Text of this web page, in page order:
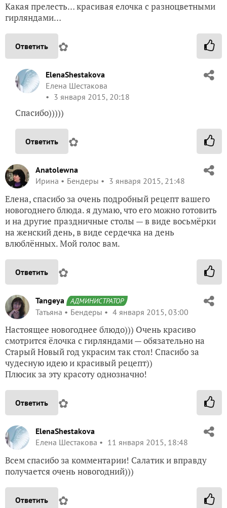
Какая прелесть… красивая елочка с разноцветными
гирляндами…
Ответить ✿
ElenaShestakova
Елена Шестакова
3 января 2015, 20:18
Спасибо)))))
Ответить ✿
Anatolewna
Ирина
Бендеры 3 января 2015, 21:48
Елена, спасибо за очень подробный рецепт вашего
новогоднего блюда. я думаю, что его можно готовить
и на другие праздничные столы — в виде восьмёрки
на женский день, в виде сердечка на день
влюблённых. Мой голос вам.
Ответить ✿
Tangeya АДМИНИСТРАТОР
Татьяна Бендеры 4 января 2015, 03:00
Настоящее новогоднее блюдо))) Очень красиво
смотрится ёлочка с гирляндами — обязательно на
Старый Новый год украсим так стол! Спасибо за
чудесную идею и красивый рецепт))
Плюсик за эту красоту однозначно!
Ответить ✿
ElenaShestakova
Елена Шестакова
11 января 2015, 18:48
Всем спасибо за комментарии! Салатик и вправду
получается очень новогодний)))
Ответить ✿